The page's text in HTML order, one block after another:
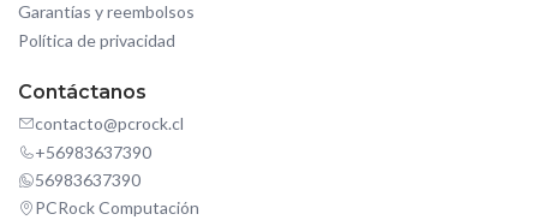
Garantías y reembolsos
Política de privacidad
Contáctanos
contacto@pcrock.cl
+56983637390
56983637390
PCRock Computación